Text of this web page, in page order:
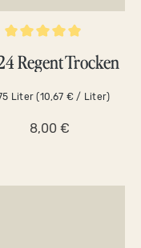
5 Sternen Bewertung
Regent Trocken
Liter(10,67 € / Liter)
8,00 €